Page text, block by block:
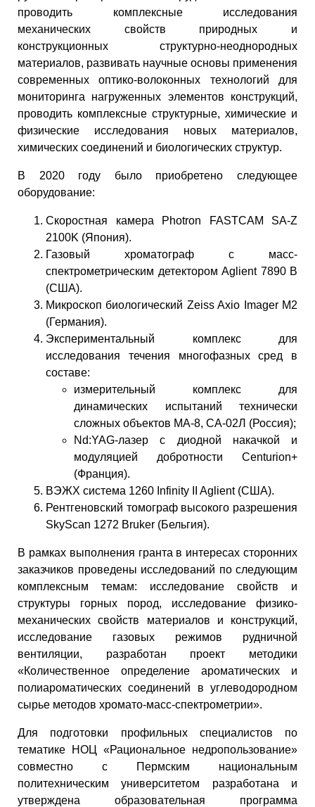
проводить комплексные исследования
механических свойств природных и
конструкционных структурно-неоднородных
материалов, развивать научные основы применения
современных оптико-волоконных технологий для
мониторинга нагруженных элементов конструкций,
проводить комплексные структурные, химические и
физические исследования новых материалов,
химических соединений и биологических структур.
В 2020 году было приобретено следующее
оборудование:
Скоростная камера Photron FASTCAM SA-Z
2100K (Япония).
Газовый хроматограф с масс-
спектрометрическим детектором Aglient 7890 B
(США).
Микроскоп биологический Zeiss Axio Imager M2
(Германия).
Экспериментальный комплекс для
исследования течения многофазных сред в
составе:
измерительный комплекс для
динамических испытаний технически
сложных объектов МА-8, СА-02Л (Россия);
Nd:YAG-лазер с диодной накачкой и
модуляцией добротности Centurion+
(Франция).
ВЭЖХ система 1260 Infinity II Aglient (США).
Рентгеновский томограф высокого разрешения
SkyScan 1272 Bruker (Бельгия).
В рамках выполнения гранта в интересах сторонних
заказчиков проведены исследований по следующим
комплексным темам: исследование свойств и
структуры горных пород, исследование физико-
механических свойств материалов и конструкций,
исследование газовых режимов рудничной
вентиляции, разработан проект методики
«Количественное определение ароматических и
полиароматических соединений в углеводородном
сырье методов хромато-масс-спектрометрии».
Для подготовки профильных специалистов по
тематике НОЦ «Рациональное недропользование»
совместно с Пермским национальным
политехническим университетом разработана и
утверждена образовательная программа